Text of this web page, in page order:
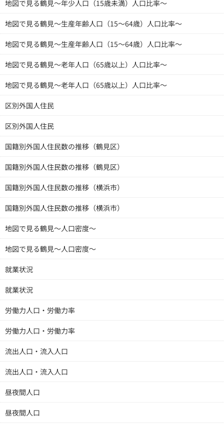
地図で見る鶴見～年少人口（15歳未満）人口比率～
地図で見る鶴見～生産年齢人口（15～64歳）人口比率～
地図で見る鶴見～生産年齢人口（15～64歳）人口比率～
地図で見る鶴見～老年人口（65歳以上）人口比率～
地図で見る鶴見～老年人口（65歳以上）人口比率～
区別外国人住民
区別外国人住民
国籍別外国人住民数の推移（鶴見区）
国籍別外国人住民数の推移（鶴見区）
国籍別外国人住民数の推移（横浜市）
国籍別外国人住民数の推移（横浜市）
地図で見る鶴見～人口密度～
地図で見る鶴見～人口密度～
就業状況
就業状況
労働力人口・労働力率
労働力人口・労働力率
流出人口・流入人口
流出人口・流入人口
昼夜間人口
昼夜間人口